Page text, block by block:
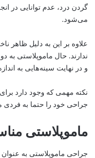
گردن درد، عدم توانایی در
می‌شود.
علاوه بر این به دلیل ظاهر
ندارند. حال ماموپلاستی به
و در نهایت سینه‌هایی به
نکته مهمی که وجود دارد
جراحی خود را حتما به فردی
ماموپلاستی
جراحی ماموپلاستی به